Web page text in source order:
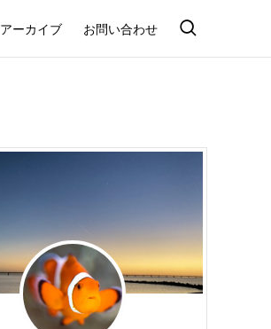
アーカイブ お問い合わせ